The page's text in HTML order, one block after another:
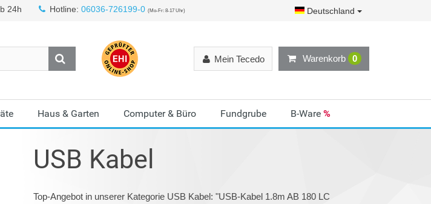
24h Hotline: 06036-726199-0 (Mo-Fr: 8-17 Uhr) Deutschland
Warenkorb 0
Mein Tecedo
Haus & Garten Computer & Büro Fundgrube B-Ware %
USB Kabel
Top-Angebot in unserer Kategorie USB Kabel: "USB-Kabel 1.8m AB 180 LC